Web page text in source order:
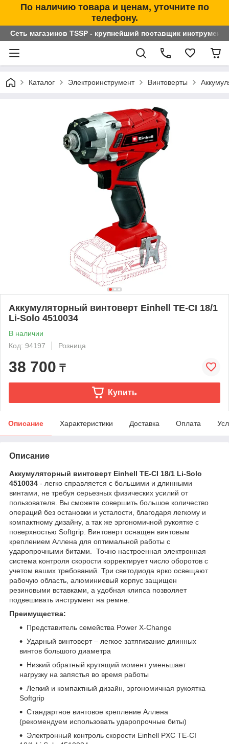
По наличию товара и ценам, уточните по
телефону.
Сеть магазинов TSSP - крупнейший поставщик
Каталог Электроинструмент Винтоверты
Аккумуляторный винтоверт Einhell TE-CI 18/1
Li-Solo 4510034
В наличии
Код: 94197
Розница
38 700 ₸
Купить
Описание Характеристики Доставка Оплата
Описание
Аккумуляторный винтоверт Einhell TE-CI 18/1 Li-Solo
4510034 - легко справляется с большими и длинными
винтами, не требуя серьезных физических усилий от
пользователя. Вы сможете совершить большое количество
операций без остановки и усталости, благодаря легкому и
компактному дизайну, а так же эргономичной рукоятке с
поверхностью Softgrip. Винтоверт оснащен винтовым
креплением Аллена для оптимальной работы с
ударопрочными битами. Точно настроенная электронная
система контроля скорости корректирует число оборотов с
учетом ваших требований. Три светодиода ярко освещают
рабочую область, алюминиевый корпус защищен
резиновыми вставками, а удобная клипса позволяет
подвешивать инструмент на ремне.
Преимущества:
Представитель семейства Power X-Change
Ударный винтоверт – легкое затягивание длинных
винтов большого диаметра
Низкий обратный крутящий момент уменьшает
нагрузку на запястья во время работы
Легкий и компактный дизайн, эргономичная рукоятка
Softgrip
Стандартное винтовое крепление Аллена
(рекомендуем использовать ударопрочные биты)
Электронный контроль скорости Einhell PXC TE-CI